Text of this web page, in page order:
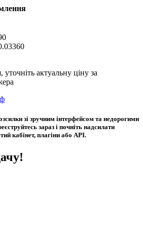
актуальну ціну за
зі зручним інтерфейсом та недорогими
зараз і почніть надсилати
кабінет, плагіни або API.